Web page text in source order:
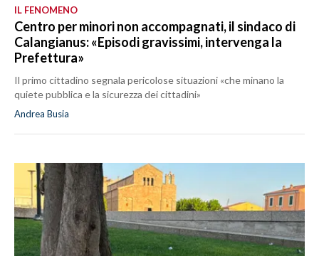
IL FENOMENO
Centro per minori non accompagnati, il sindaco di
Calangianus: «Episodi gravissimi, intervenga la
Prefettura»
Il primo cittadino segnala pericolose situazioni «che minano la
quiete pubblica e la sicurezza dei cittadini»
Andrea Busia